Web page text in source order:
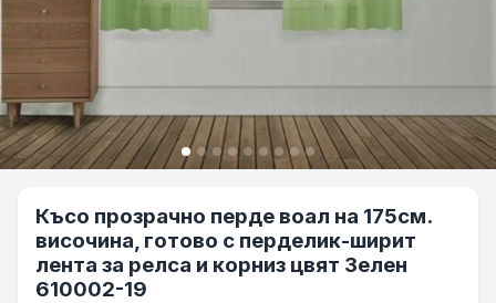
Късо прозрачно перде воал на 175см.
височина, готово с перделик-ширит
лента за релса и корниз цвят Зелен
610002-19